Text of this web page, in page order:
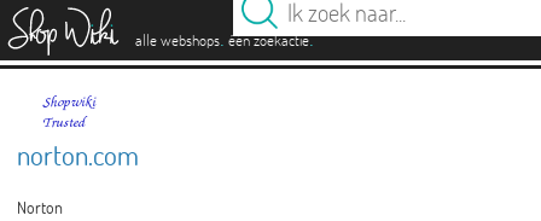
alle webshops. één zoekactie.
norton.com
Norton